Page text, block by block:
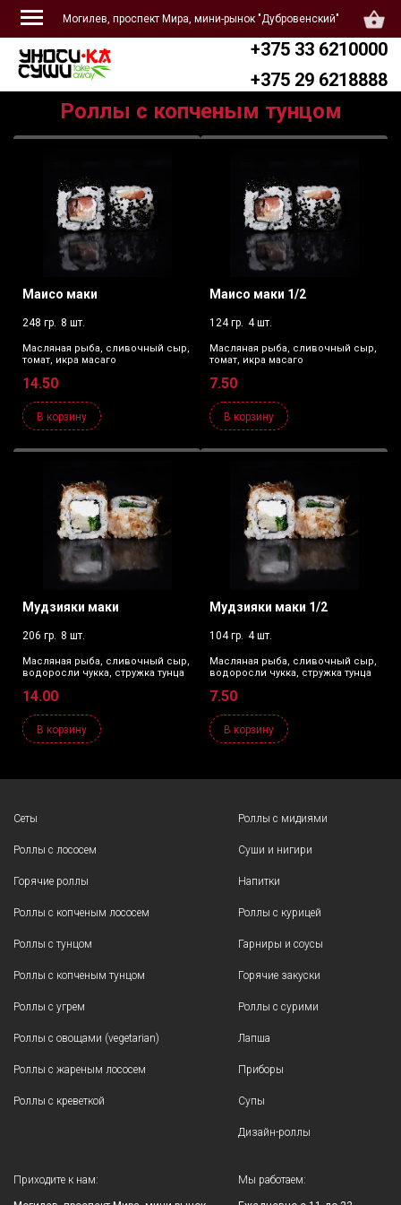
Могилев, проспект Мира, мини-рынок "Дубровенский"
+375 33 6210000
+375 29 6218888
Роллы с копченым тунцом
Маисо маки
248 гр. 8 шт.
Масляная рыба, сливочный сыр,
томат, икра масаго
14.50
В корзину
Маисо маки 1/2
124 гр. 4 шт.
Масляная рыба, сливочный сыр,
томат, икра масаго
7.50
В корзину
Мудзияки маки
206 гр. 8 шт.
Масляная рыба, сливочный сыр,
водоросли чукка, стружка тунца
14.00
В корзину
Мудзияки маки 1/2
104 гр. 4 шт.
Масляная рыба, сливочный сыр,
водоросли чукка, стружка тунца
7.50
В корзину
Приходите к нам: Мы работаем:
Сеты
Роллы с лососем
Горячие роллы
Роллы с копченым лососем
Роллы с тунцом
Роллы с копченым тунцом
Роллы с угрем
Роллы с овощами (vegetarian)
Роллы с жареным лососем
Роллы с креветкой
Роллы с мидиями
Суши и нигири
Напитки
Роллы с курицей
Гарниры и соусы
Горячие закуски
Роллы с сурими
Лапша
Приборы
Супы
Дизайн-роллы